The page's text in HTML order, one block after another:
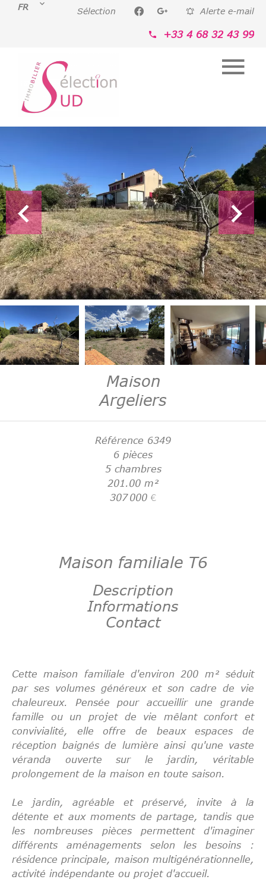
FR Sélection Alerte e-mail
+33 4 68 32 43 99
Maison
Argeliers
Référence 6349
6 pièces
5 chambres
201.00m²
307 000 €
Maison familiale T6
Description
Informations
Contact
Cette maison familiale d'environ 200 m² séduit
par ses volumes généreux et son cadre de vie
chaleureux. Pensée pour accueillir une grande
famille ou un projet de vie mêlant confort et
convivialité, elle offre de beaux espaces de
réception baignés de lumière ainsi qu'une vaste
véranda ouverte sur le jardin, véritable
prolongement de la maison en toute saison.
Le jardin, agréable et préservé, invite à la
détente et aux moments de partage, tandis que
les nombreuses pièces permettent d'imaginer
différents aménagements selon les besoins :
résidence principale, maison multigénérationnelle,
activité indépendante ou projet d'accueil.